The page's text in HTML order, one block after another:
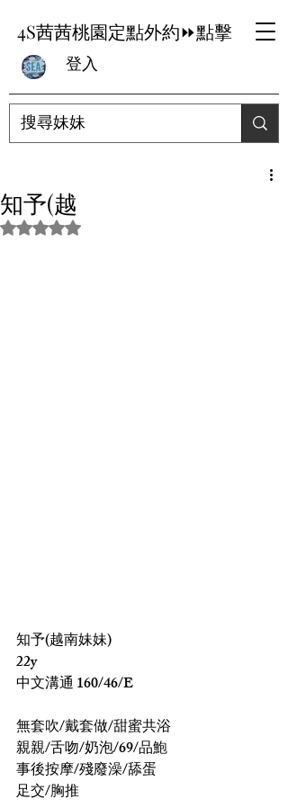
4S茜茜桃園定點外約⏩點擊
登入
知予(越
評等為 NaN（最高為 5 顆星）。
知予(越南妹妹)
22y
中文溝通 160/46/E
無套吹/戴套做/甜蜜共浴
親親/舌吻/奶泡/69/品鮑
事後按摩/殘廢澡/舔蛋
足交/胸推